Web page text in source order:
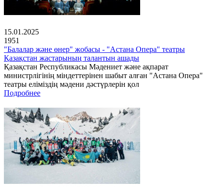
15.01.2025
1951
"Балалар және өнер" жобасы - "Астана Опера" театры
Қазақстан жастарының талантын ашады
Қазақстан Республикасы Мәдениет және ақпарат
министрлігінің міндеттерінен шабыт алған "Астана Опера"
театры еліміздің мәдени дәстүрлерін қол
Подробнее